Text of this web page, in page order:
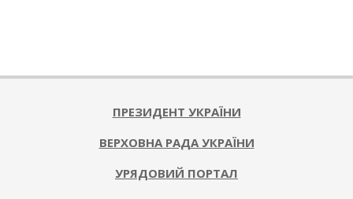
10-
ПРЕЗИДЕНТ УКРАЇНИ
ВЕРХОВНА РАДА УКРАЇНИ
УРЯДОВИЙ ПОРТАЛ